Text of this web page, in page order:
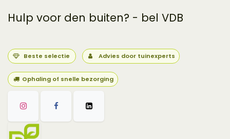
Hulp voor den buiten? - bel VDB
Beste selectie Advies door tuinexperts
Ophaling of snelle bezorging